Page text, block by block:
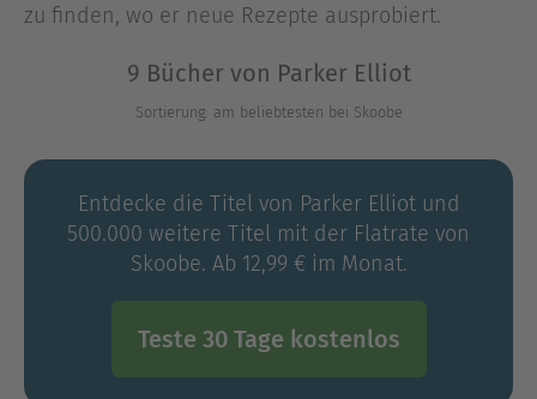
zu finden, wo er neue Rezepte ausprobiert.
9 Bücher von Parker Elliot
Sortierung: am beliebtesten bei Skoobe
Entdecke die Titel von Parker Elliot und
500.000 weitere Titel mit der Flatrate von
Skoobe. Ab 12,99 € im Monat.
Teste 30 Tage kostenlos